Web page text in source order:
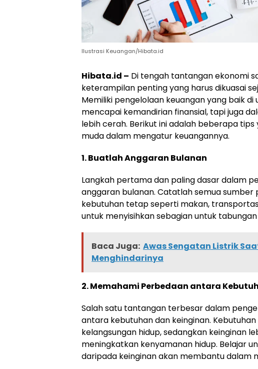
Ilustrasi Keuangan/Hibata.id
Hibata.id – Di tengah tantangan ekonomi
keterampilan penting yang harus dikuasai
Memiliki pengelolaan keuangan yang baik
mencapai kemandirian finansial, tapi juga
lebih cerah. Berikut ini adalah beberapa
muda dalam mengatur keuangannya.
1. Buatlah Anggaran Bulanan
Langkah pertama dan paling dasar dalam
anggaran bulanan. Catatlah semua sumber
kebutuhan tetap seperti makan,
untuk menyisihkan sebagian untuk
Baca Juga: Awas Sengatan Listrik
Menghindarinya
2. Memahami Perbedaan antara
Salah satu tantangan terbesar dalam
antara kebutuhan dan keinginan.
kelangsungan hidup, sedangkan keinginan
meningkatkan kenyamanan hidup. Belajar
daripada keinginan akan membantu dalam